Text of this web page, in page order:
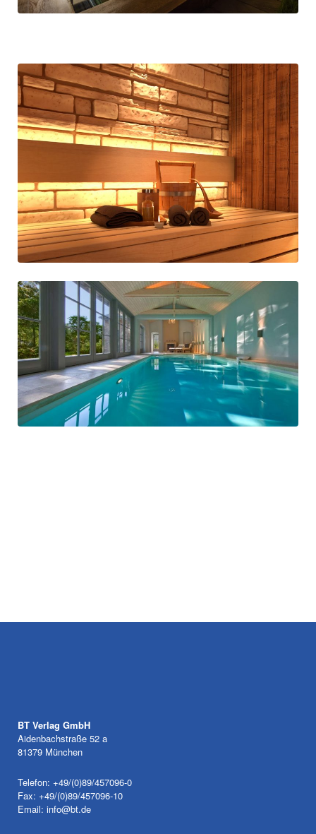
BT Verlag GmbH
Aidenbachstraße 52 a
81379 München
Telefon: +49/(0)89/457096-0
Fax: +49/(0)89/457096-10
Email: info@bt.de